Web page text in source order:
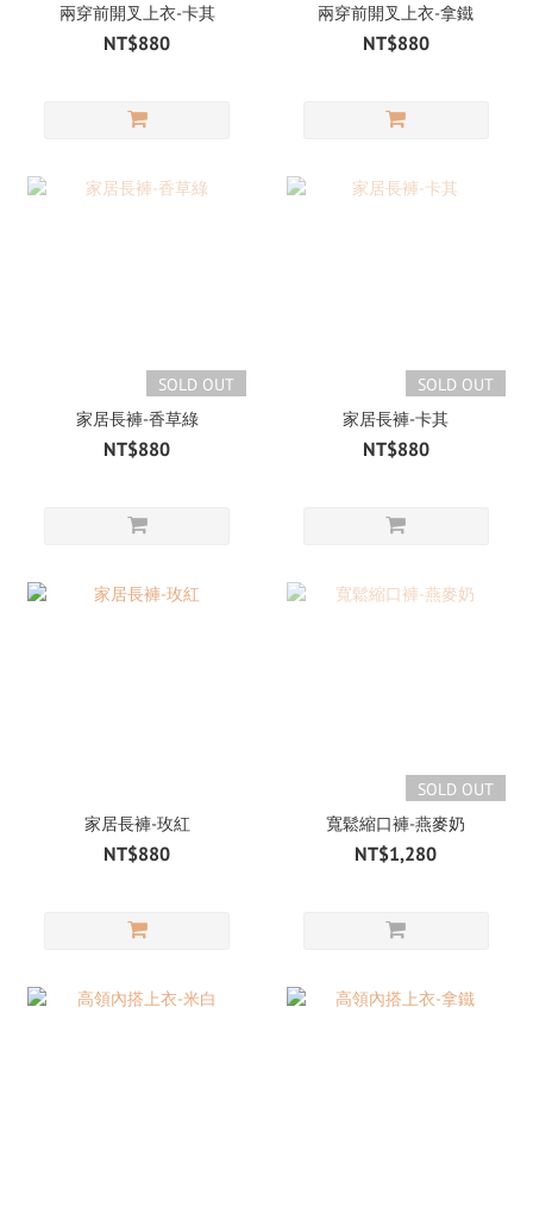
兩穿前開叉上衣-卡其
NT$880
兩穿前開叉上衣-拿鐵
NT$880
SOLD OUT
家居長褲-香草綠
NT$880
SOLD OUT
家居長褲-卡其
NT$880
家居長褲-玫紅
NT$880
SOLD OUT
寬鬆縮口褲-燕麥奶
NT$1,280